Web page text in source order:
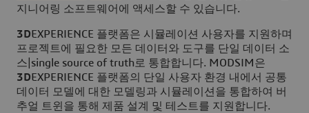
지니어링 소프트웨어에 액세스할 수 있습니다.
3DEXPERIENCE 플랫폼은 시뮬레이션 사용자를 지원하며
프로젝트에 필요한 모든 데이터와 도구를 단일 데이터 소
스|single source of truth로 통합합니다. MODSIM은
3DEXPERIENCE 플랫폼의 단일 사용자 환경 내에서 공통
데이터 모델에 대한 모델링과 시뮬레이션을 통합하여 버
추얼 트윈을 통해 제품 설계 및 테스트를 지원합니다.